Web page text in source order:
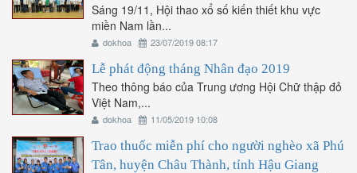
Sáng 19/11, Hội thao xổ số kiến thiết khu vực
miền Nam lần...
dokhoa 23/07/2019 08:17
Lễ phát động tháng Nhân đạo 2019
Theo thông báo của Trung ương Hội Chữ thập đỏ
Việt Nam,...
dokhoa 11/05/2019 10:08
Trao thuốc miễn phí cho người nghèo xã Phú
Tân, huyện Châu Thành, tỉnh Hậu Giang